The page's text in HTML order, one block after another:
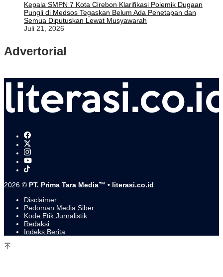
Kepala SMPN 7 Kota Cirebon Klarifikasi Polemik Dugaan
Pungli di Medsos Tegaskan Belum Ada Penetapan dan
Semua Diputuskan Lewat Musyawarah
Juli 21, 2026
Advertorial
2026 © PT. Prima Tara Media™ • literasi.co.id
Disclaimer
Pedoman Media Siber
Kode Etik Jurnalistik
Redaksi
Indeks Berita